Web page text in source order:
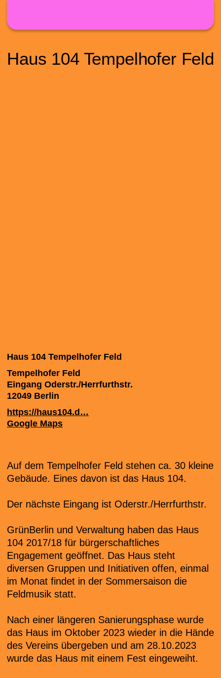
Haus 104 Tempelhofer Feld
Haus 104 Tempelhofer Feld
Tempelhofer Feld
Eingang Oderstr./Herrfurthstr.
12049 Berlin
https://haus104.d…
Google Maps
Auf dem Tempelhofer Feld stehen ca. 30 kleine
Gebäude. Eines davon ist das Haus 104.
Der nächste Eingang ist Oderstr./Herrfurthstr.
GrünBerlin und Verwaltung haben das Haus
104 2017/18 für bürgerschaftliches
Engagement geöffnet. Das Haus steht
diversen Gruppen und Initiativen offen, einmal
im Monat findet in der Sommersaison die
Feldmusik statt.
Nach einer längeren Sanierungsphase wurde
das Haus im Oktober 2023 wieder in die Hände
des Vereins übergeben und am 28.10.2023
wurde das Haus mit einem Fest eingeweiht.